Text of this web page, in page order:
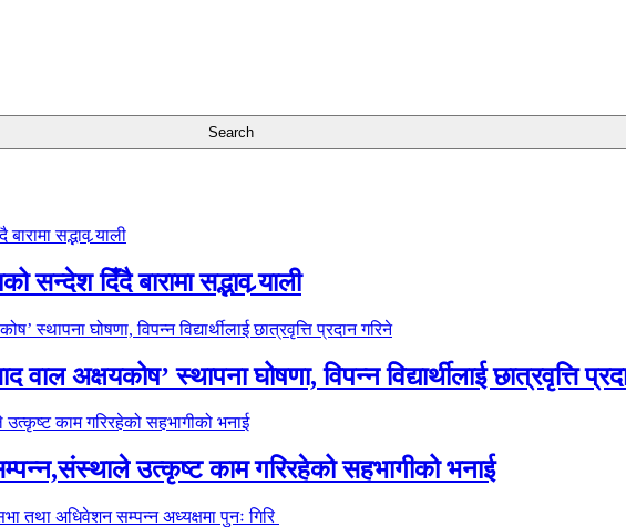
सन्देश दिँदै बारामा सद्भाव र्‍याली
वाल अक्षयकोष’ स्थापना घोषणा, विपन्न विद्यार्थीलाई छात्रवृत्ति
उत्कृष्ट काम गरिरहेको सहभागीको भनाई